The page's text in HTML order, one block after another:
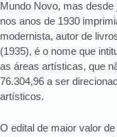
Mundo Novo, mas
nos anos de 1930
modernista, autor de
(1935), é o nome que
as áreas artísticas, que
76.304,96 a ser
artísticos.
O edital de maior valor